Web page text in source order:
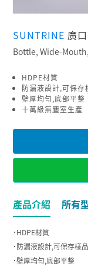
SUNTRINE 廣
Bottle, Wide-
HDPE材質
防漏液設計,可保存
壁厚均勻,底部平整
十萬級無塵室生產
產品介紹 所有
˙HDPE材質
˙防漏液設計,可保存樣
˙壁厚均勻,底部平整